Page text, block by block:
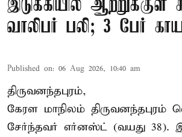
இடுக்கியில் ஆற்றுக்குள்
வாலிபர் பலி; 3 பேர்
Published on: 06 Aug 2026, 10:40 am
திருவனந்தபுரம்,
கேரள மாநிலம் திருவனந்தபுரம்
சேர்ந்தவர் எர்னஸ்ட் (வயது 38).